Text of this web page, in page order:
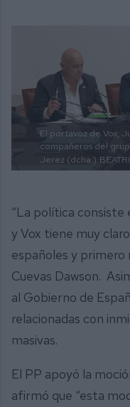
El portavoz de Vox,
compañeros del
Jerez (dcha.)
“La política consiste
y Vox tiene muy
españoles y primero
Cuevas Dawson.
al Gobierno de
relacionadas con
masivas.
El PP apoyó la
afirmó que “esta